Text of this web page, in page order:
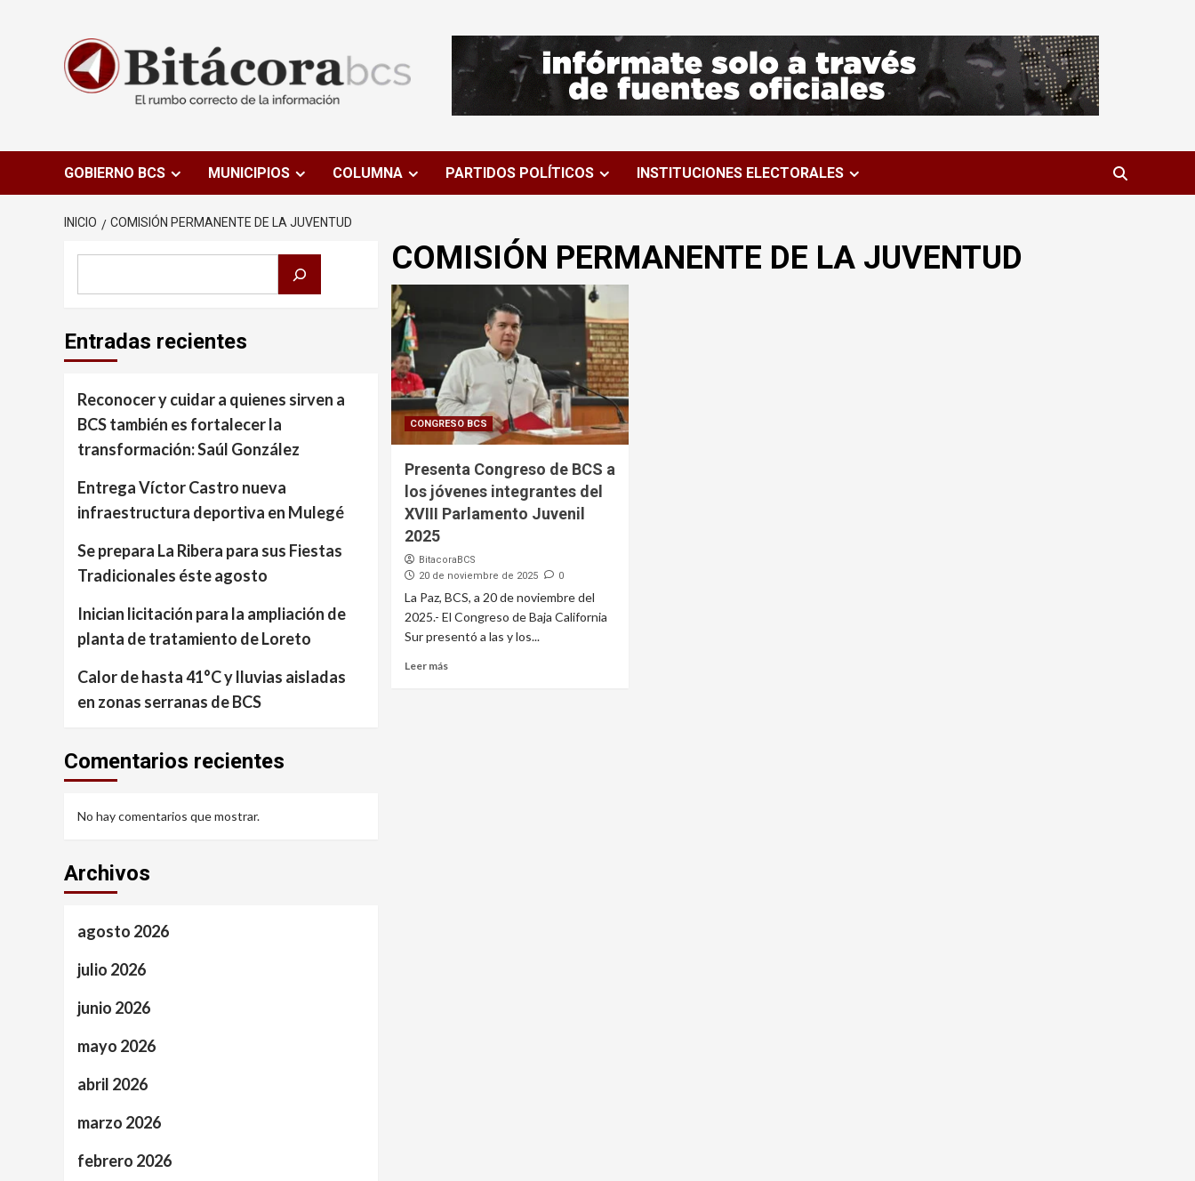
GOBIERNO BCS MUNICIPIOS COLUMNA PARTIDOS POLÍTICOS INSTITUCIONES ELECTORALES
INICIO COMISIÓN PERMANENTE DE LA JUVENTUD
COMISIÓN PERMANENTE DE LA JUVENTUD
CONGRESO BCS
Presenta Congreso de BCS a
los jóvenes integrantes del
XVIII Parlamento Juvenil
2025
BitacoraBCS
20 de noviembre de 2025
0
La Paz, BCS, a 20 de noviembre del
2025.- El Congreso de Baja California
Sur presentó a las y los...
Leer más
Entradas recientes
Reconocer y cuidar a quienes sirven a
BCS también es fortalecer la
transformación: Saúl González
Entrega Víctor Castro nueva
infraestructura deportiva en Mulegé
Se prepara La Ribera para sus Fiestas
Tradicionales éste agosto
Inician licitación para la ampliación de
planta de tratamiento de Loreto
Calor de hasta 41°C y lluvias aisladas
en zonas serranas de BCS
Comentarios recientes
No hay comentarios que mostrar.
Archivos
agosto 2026
julio 2026
junio 2026
mayo 2026
abril 2026
marzo 2026
febrero 2026